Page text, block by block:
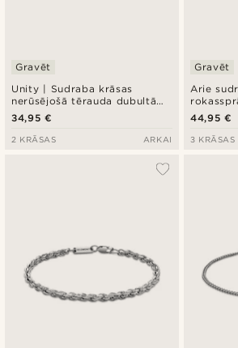
Unity | Sudraba krāsas
nerūsējošā tērauda dubultā
ķēdītes rokassprādze,
krustiņš
Gravēt
34,95 €
2 KRĀSAS ARKAI
Arie
Gravēt
44,95 €
3 KRĀSAS